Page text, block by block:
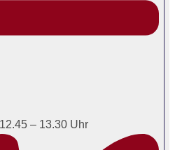
– 13.30 Uhr